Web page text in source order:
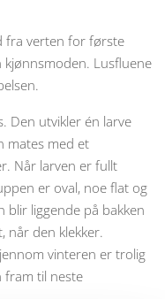
fra verten for første
kjønnsmoden. Lusfluene
Den utvikler én larve
mates med et
Når larven er fullt
er oval, noe flat og
blir liggende på bakken
når den klekker.
vinteren er trolig
fram til neste